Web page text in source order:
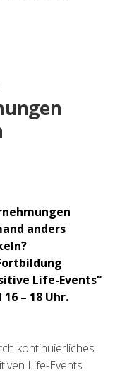
anders
Life-Events“
– 18 Uhr.
kontinuierliches
Life-Events